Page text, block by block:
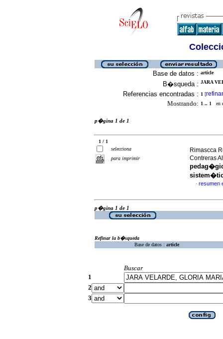
Base de datos : article
B�squeda : JARA
Referencias encontradas : 1 [refinar
Mostrando: 1 .. 1 en
p�gina 1 de 1
1 / 1
selecciona
para imprimir
Rimascca
Contreras
· resumen
p�gina 1 de 1
Refinar la b�squeda
Base de datos : article
Buscar
1
2
3